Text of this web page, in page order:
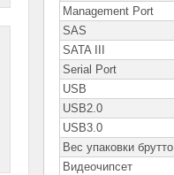
Management Port
SAS
SATA III
Serial Port
USB
USB2.0
USB3.0
Вес упаковки брутто
Видеочипсет